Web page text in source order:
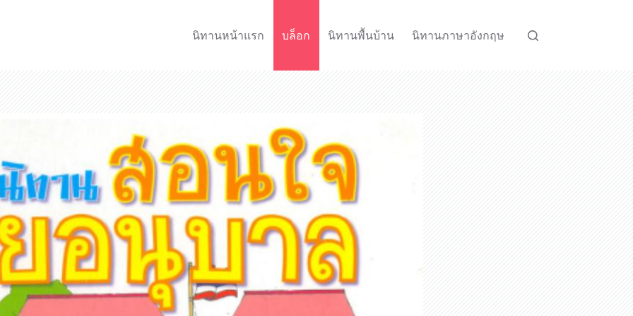
นิทานหน้าแรก บล็อก นิทานพื้นบ้าน นิทานภาษาอังกฤษ